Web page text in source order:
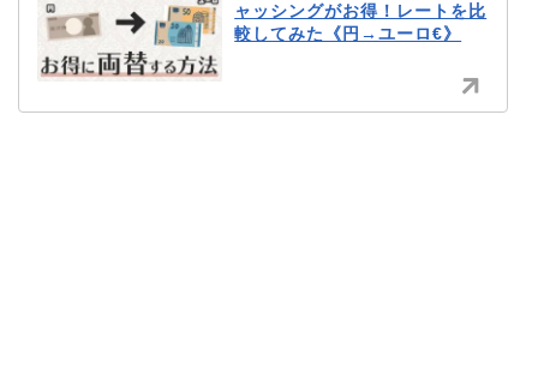
ャッシングがお得！レートを比
較してみた《円→ユーロ€》